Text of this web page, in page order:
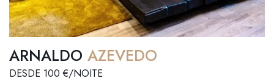
ARNALDO AZEVEDO
DESDE 100 €/NOITE